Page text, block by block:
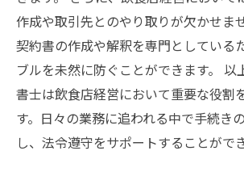
作成や取引先とのやり取りが欠かせま
契約書の作成や解釈を専門としている
ブルを未然に防ぐことができます。 以
書士は飲食店経営において重要な役割
す。日々の業務に追われる中で手続き
し、法令遵守をサポートすることがで